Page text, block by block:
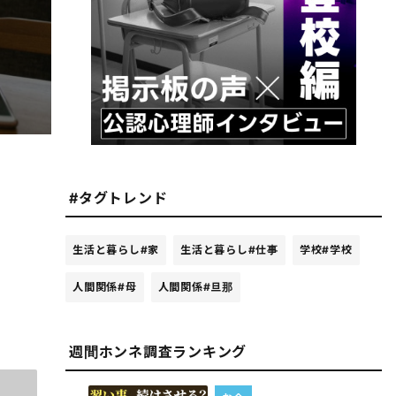
#タグトレンド
生活と暮らし#家 生活と暮らし#仕事 学校#学校
人間関係#母 人間関係#旦那
週間ホンネ調査ランキング